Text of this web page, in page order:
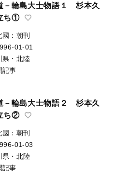
－輪島大士物語１ 杉本久
ち①
國：朝刊
01-01
県・北陸
記事
－輪島大士物語２ 杉本久
ち②
國：朝刊
01-03
県・北陸
記事